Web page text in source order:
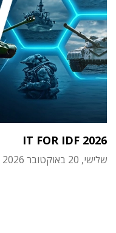
IT FOR IDF 2026
שלישי, 20 באוקטובר 2026